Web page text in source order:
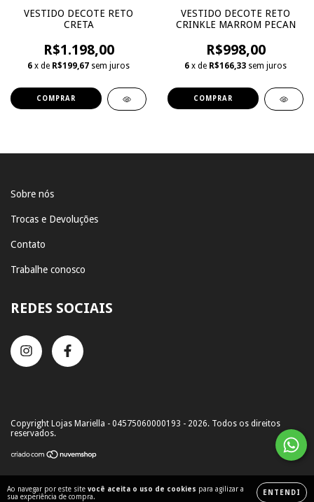
Ao navegar por este site você aceita o uso de cookies para agilizar a
sua experiência de compra.
ENTENDI
VESTIDO DECOTE RETO
CRETA
R$1.198,00
6 x de R$199,67 sem juros
COMPRAR
VESTIDO DECOTE RETO
CRINKLE MARROM PECAN
R$998,00
6 x de R$166,33 sem juros
COMPRAR
Sobre nós
Trocas e Devoluções
Contato
Trabalhe conosco
REDES SOCIAIS
Copyright Lojas Mariella - 04575060000193 - 2026. Todos os direitos
reservados.